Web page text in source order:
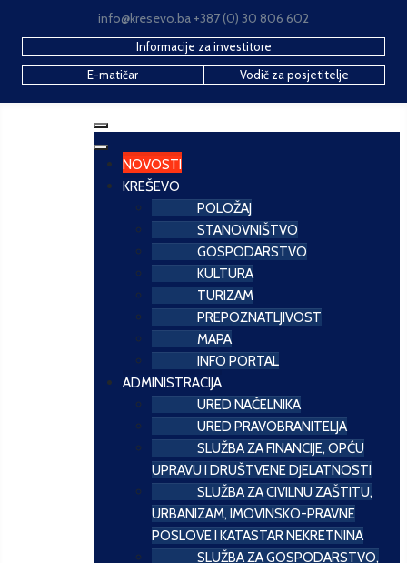
info@kresevo.ba +387 (0) 30 806 602
Informacije za investitore
E-matičar
Vodič za posjetitelje
NOVOSTI
KREŠEVO
POLOŽAJ
STANOVNIŠTVO
GOSPODARSTVO
KULTURA
TURIZAM
PREPOZNATLJIVOST
MAPA
INFO PORTAL
ADMINISTRACIJA
URED NAČELNIKA
URED PRAVOBRANITELJA
SLUŽBA ZA FINANCIJE, OPĆU
UPRAVU I DRUŠTVENE DJELATNOSTI
SLUŽBA ZA CIVILNU ZAŠTITU,
URBANIZAM, IMOVINSKO-PRAVNE
POSLOVE I KATASTAR NEKRETNINA
SLUŽBA ZA GOSPODARSTVO,